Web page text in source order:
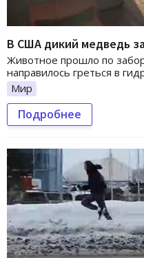
В США дикий медведь
Животное прошло по
направилось греться в
Мир
Подробнее